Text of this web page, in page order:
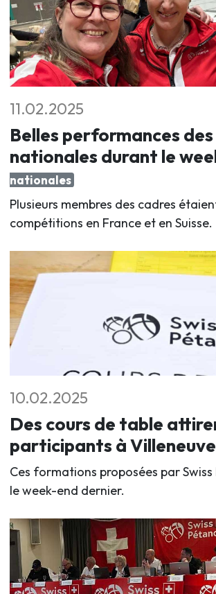
11.02.2025
Belles performances
nationales durant le
nationales
Plusieurs membres des cadres
compétitions en France et en Suisse.
10.02.2025
Des cours de table
participants à Villeneuve
Ces formations proposées par
le week-end dernier.